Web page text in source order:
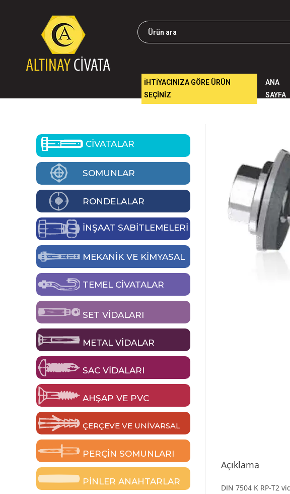
İHTİYACINIZA GÖRE ÜRÜN
SEÇİNİZ
ANA
SAYFA
Açıklama
DIN 7504 K RP-T2
CİVATALAR
SOMUNLAR
RONDELALAR
İNŞAAT SABİTLEMELERİ
MEKANIK VE KIMYASAL
TEMEL CIVATALAR
SET VIDALARI
METAL VIDALAR
SAC VIDALARI
AHŞAP VE PVC
ÇERÇEVE VE UNIVARSAL
PERÇIN SOMUNLARI
PINLER ANAHTARLAR